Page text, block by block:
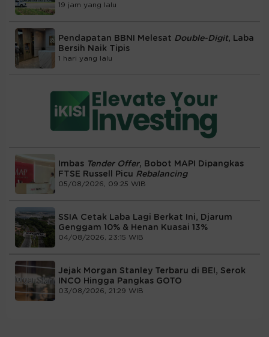
19 jam yang lalu
Pendapatan BBNI Melesat Double-Digit, Laba
Bersih Naik Tipis
1 hari yang lalu
Imbas Tender Offer, Bobot MAPI Dipangkas
FTSE Russell Picu Rebalancing
05/08/2026, 09:25 WIB
SSIA Cetak Laba Lagi Berkat Ini, Djarum
Genggam 10% & Henan Kuasai 13%
04/08/2026, 23:15 WIB
Jejak Morgan Stanley Terbaru di BEI, Serok
INCO Hingga Pangkas GOTO
03/08/2026, 21:29 WIB